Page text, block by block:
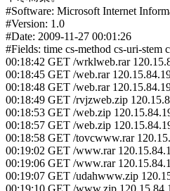
#Software: Microsoft Internet
#Version: 1.0
#Date: 2009-11-27 00:01:26
#Fields: time cs-method cs-uri-stem
00:18:42 GET /wrklweb.rar
00:18:45 GET /web.rar
00:18:48 GET /web.rar
00:18:49 GET /rvjzweb.zip
00:18:53 GET /web.zip
00:18:57 GET /web.zip
00:18:58 GET /tovcwww.rar
00:19:02 GET /www.rar
00:19:06 GET /www.rar
00:19:07 GET /udahwww.zip
00:19:10 GET /www.zip